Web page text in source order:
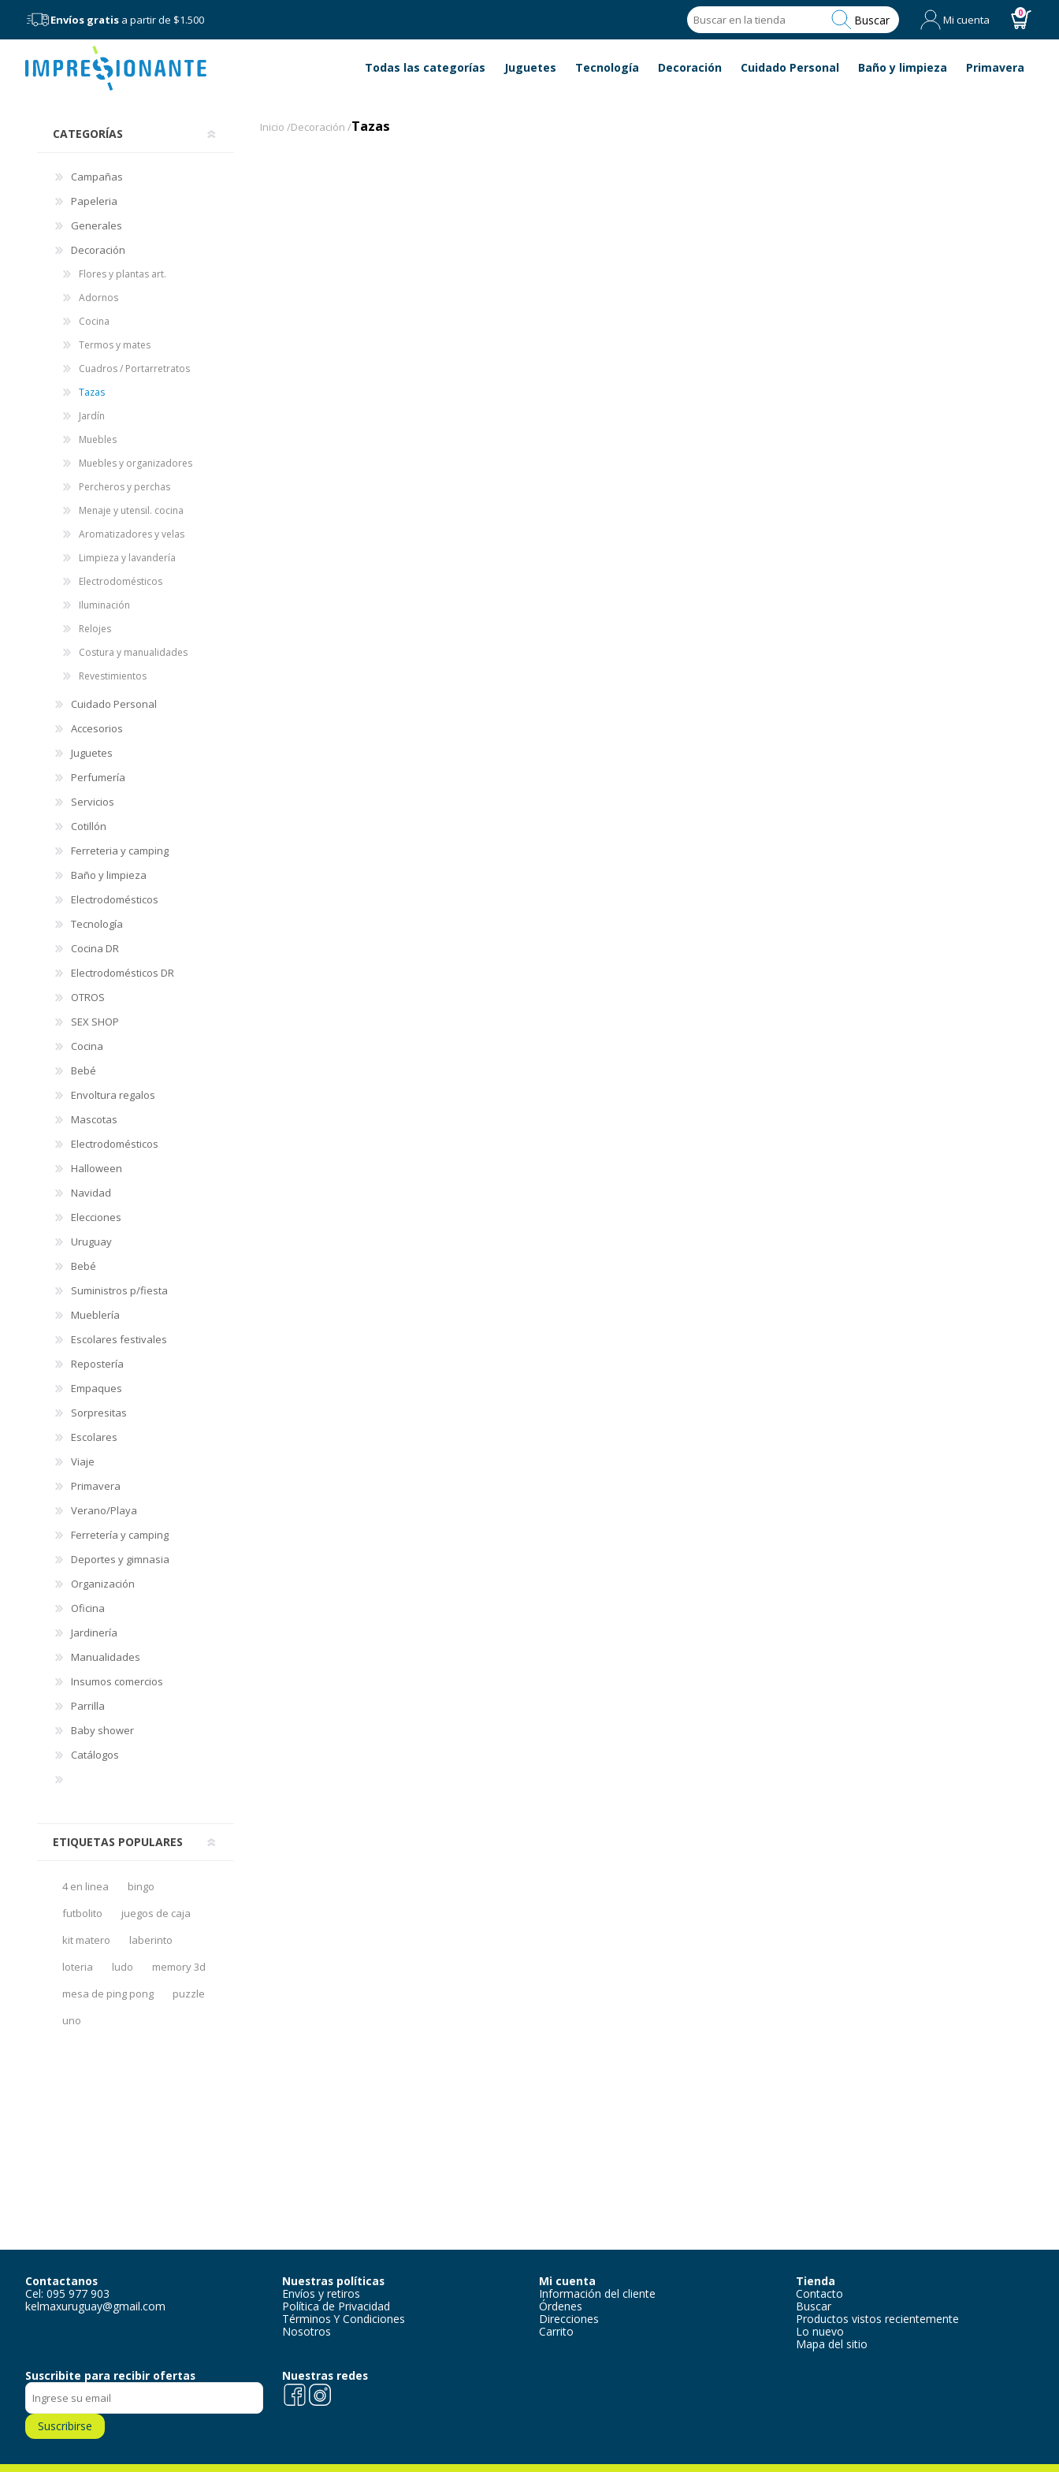
Envíos gratis a partir de $1.500 Buscar Mi cuenta 0
Menú Todas las categorías Juguetes Tecnología Decoración Cuidado Personal Baño y limpieza Primavera
Tazas
Inicio /Decoración /Tazas
CATEGORÍAS
Campañas
Papeleria
Generales
Decoración
Flores y plantas art.
Adornos
Cocina
Termos y mates
Cuadros / Portarretratos
Tazas
Jardín
Muebles
Muebles y organizadores
Percheros y perchas
Menaje y utensil. cocina
Aromatizadores y velas
Limpieza y lavandería
Electrodomésticos
Iluminación
Relojes
Costura y manualidades
Revestimientos
Cuidado Personal
Accesorios
Juguetes
Perfumería
Servicios
Cotillón
Ferreteria y camping
Baño y limpieza
Electrodomésticos
Tecnología
Cocina DR
Electrodomésticos DR
OTROS
SEX SHOP
Cocina
Bebé
Envoltura regalos
Mascotas
Electrodomésticos
Halloween
Navidad
Elecciones
Uruguay
Bebé
Suministros p/fiesta
Mueblería
Escolares festivales
Repostería
Empaques
Sorpresitas
Escolares
Viaje
Primavera
Verano/Playa
Ferretería y camping
Deportes y gimnasia
Organización
Oficina
Jardinería
Manualidades
Insumos comercios
Parrilla
Baby shower
Catálogos
ETIQUETAS POPULARES
4 en linea
bingo
futbolito
juegos de caja
kit matero
laberinto
loteria
ludo
memory 3d
mesa de ping pong
puzzle
uno
Contactanos
Cel: 095 977 903
kelmaxuruguay@gmail.com
Nuestras políticas
Envíos y retiros
Política de Privacidad
Términos Y Condiciones
Nosotros
Mi cuenta
Información del cliente
Órdenes
Direcciones
Carrito
Tienda
Contacto
Buscar
Productos vistos recientemente
Lo nuevo
Mapa del sitio
Suscribite para recibir ofertas
Suscribirse
Nuestras redes
FacebookInstagram